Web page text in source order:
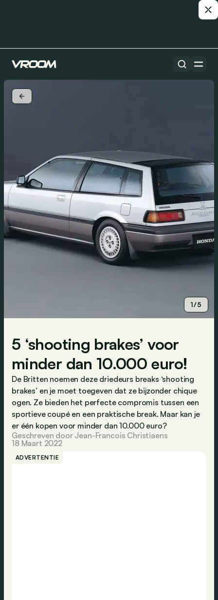
1/5
5 ‘shooting brakes’ voor
minder dan 10.000 euro!
De Britten noemen deze driedeurs breaks ‘shooting
brakes’ en je moet toegeven dat ze bijzonder chique
ogen. Ze bieden het perfecte compromis tussen een
sportieve coupé en een praktische break. Maar kan je
er één kopen voor minder dan 10.000 euro?
Geschreven door Jean-Francois Christiaens
18 Maart 2022
ADVERTENTIE